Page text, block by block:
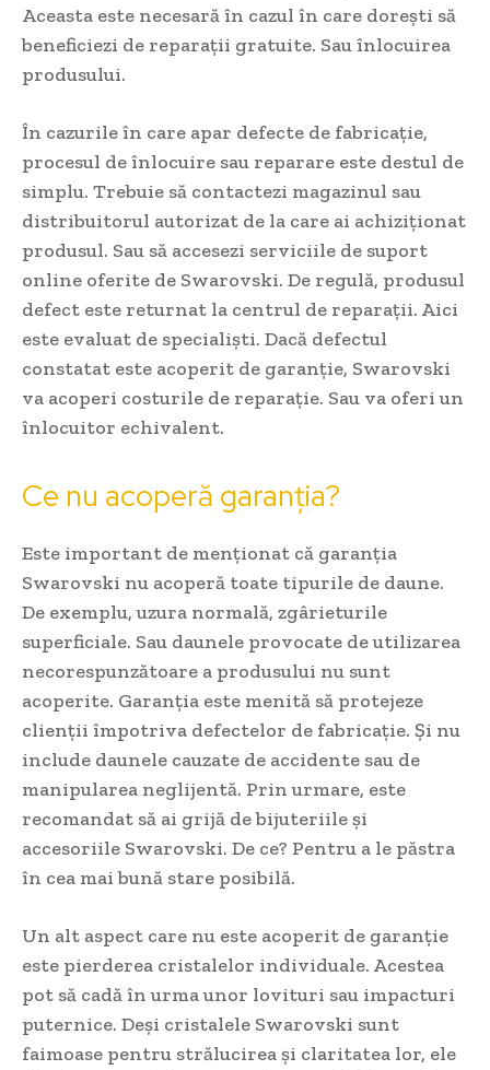
Aceasta este necesară în cazul în care dorești să
beneficiezi de reparații gratuite. Sau înlocuirea
produsului.
În cazurile în care apar defecte de fabricație,
procesul de înlocuire sau reparare este destul de
simplu. Trebuie să contactezi magazinul sau
distribuitorul autorizat de la care ai achiziționat
produsul. Sau să accesezi serviciile de suport
online oferite de Swarovski. De regulă, produsul
defect este returnat la centrul de reparații. Aici
este evaluat de specialiști. Dacă defectul
constatat este acoperit de garanție, Swarovski
va acoperi costurile de reparație. Sau va oferi un
înlocuitor echivalent.
Ce nu acoperă garanția?
Este important de menționat că garanția
Swarovski nu acoperă toate tipurile de daune.
De exemplu, uzura normală, zgârieturile
superficiale. Sau daunele provocate de utilizarea
necorespunzătoare a produsului nu sunt
acoperite. Garanția este menită să protejeze
clienții împotriva defectelor de fabricație. Și nu
include daunele cauzate de accidente sau de
manipularea neglijentă. Prin urmare, este
recomandat să ai grijă de bijuteriile și
accesoriile Swarovski. De ce? Pentru a le păstra
în cea mai bună stare posibilă.
Un alt aspect care nu este acoperit de garanție
este pierderea cristalelor individuale. Acestea
pot să cadă în urma unor lovituri sau impacturi
puternice. Deși cristalele Swarovski sunt
faimoase pentru strălucirea și claritatea lor, ele